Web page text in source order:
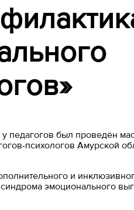
педагогов был проведён
психологов Амурской
и
эмоционального